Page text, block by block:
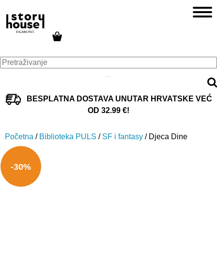
BESPLATNA DOSTAVA UNUTAR HRVATSKE VEĆ
OD 32.99 €!
Početna / Biblioteka PULS / SF i fantasy / Djeca Dine
-30%